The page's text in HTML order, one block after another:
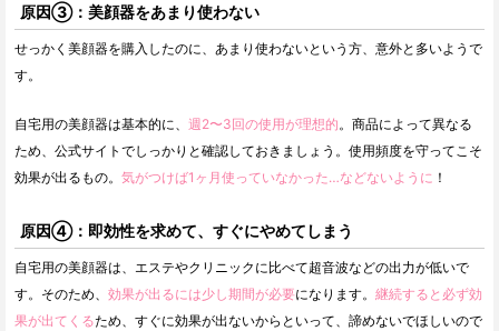
原因③：美顔器をあまり使わない
せっかく美顔器を購入したのに、あまり使わないという方、意外と多いようで
す。
自宅用の美顔器は基本的に、 週2〜3回の使用が理想的 。商品によって異なる
ため、公式サイトでしっかりと確認しておきましょう。使用頻度を守ってこそ
効果が出るもの。 気がつけば1ヶ月使っていなかった…などないように ！
原因④：即効性を求めて、すぐにやめてしまう
自宅用の美顔器は、エステやクリニックに比べて超音波などの出力が低いで
す。そのため、 効果が出るには少し期間が必要になります。 継続すると必ず効
果が出てくるため、すぐに効果が出ないからといって、諦めないでほしいので